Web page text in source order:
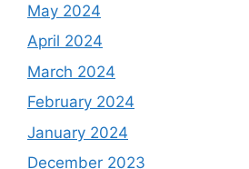
May 2024
April 2024
March 2024
February 2024
January 2024
December 2023